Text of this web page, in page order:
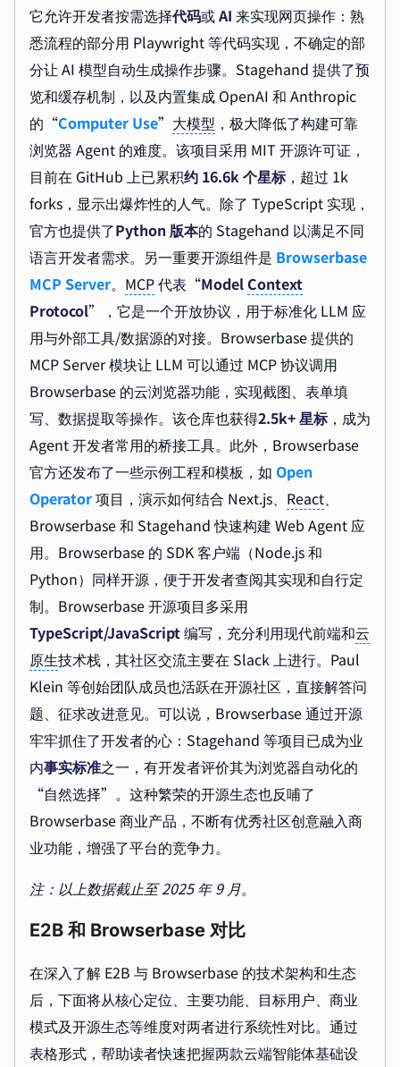
它允许开发者按需选择代码或AI 来实现网页操作：熟
悉流程的部分用 Playwright 等代码实现，不确定的部
分让 AI 模型自动生成操作步骤。Stagehand 提供了预
览和缓存机制，以及内置集成 OpenAI 和 Anthropic
的“Computer Use” 大模型 ，极大降低了构建可靠
浏览器 Agent 的难度。该项目采用 MIT 开源许可证，
目前在 GitHub 上已累积约 16.6k 个星标，超过 1k
forks，显示出爆炸性的人气。除了 TypeScript 实现，
官方也提供了Python 版本的 Stagehand 以满足不同
语言开发者需求。另一重要开源组件是 Browserbase
MCP Server。 MCP代表“ModelContext
Protocol”，它是一个开放协议，用于标准化 LLM 应
用与外部工具/数据源的对接。Browserbase 提供的
MCP Server 模块让 LLM 可以通过 MCP 协议调用
Browserbase 的云浏览器功能，实现截图、表单填
写、数据提取等操作。该仓库也获得2.5k+ 星标，成为
Agent 开发者常用的桥接工具。此外，Browserbase
官方还发布了一些示例工程和模板，如 Open
Operator项目，演示如何结合 Next.js、 React
Browserbase 和 Stagehand 快速构建 Web Agent 应
用。Browserbase 的 SDK 客户端（Node.js 和
Python）同样开源，便于开发者查阅其实现和自行定
制。Browserbase 开源项目多采用
TypeScript/JavaScript编写，充分利用现代前端和云
原生技术栈，其社区交流主要在 Slack 上进行。Paul
Klein 等创始团队成员也活跃在开源社区，直接解答问
题、征求改进意见。可以说，Browserbase 通过开源
牢牢抓住了开发者的心：Stagehand 等项目已成为业
内事实标准之一，有开发者评价其为浏览器自动化的
“自然选择”。这种繁荣的开源生态也反哺了
Browserbase 商业产品，不断有优秀社区创意融入商
业功能，增强了平台的竞争力。
注：以上数据截止至 2025 年 9 月。
E2B 和 Browserbase 对比
在深入了解 E2B 与 Browserbase 的技术架构和生态
后，下面将从核心定位、主要功能、目标用户、商业
模式及开源生态等维度对两者进行系统性对比。通过
表格形式，帮助读者快速把握两款云端智能体基础设